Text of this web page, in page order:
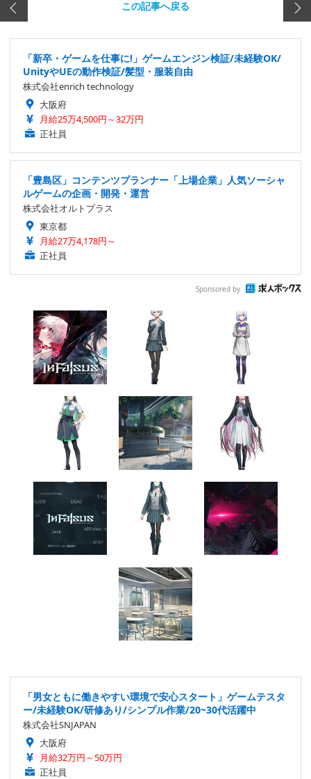
この記事へ戻る
「新卒・ゲームを仕事に!」ゲームエンジン検証/未経験OK/
UnityやUEの動作検証/髪型・服装自由
株式会社enrich technology
大阪府
月給25万4,500円～32万円
正社員
「豊島区」コンテンツプランナー「上場企業」人気ソーシャ
ルゲームの企画・開発・運営
株式会社オルトプラス
東京都
月給27万4,178円～
正社員
Sponsored by
「男女ともに働きやすい環境で安心スタート」ゲームテスタ
ー/未経験OK/研修あり/シンプル作業/20~30代活躍中
株式会社SNJAPAN
大阪府
月給32万円～50万円
正社員